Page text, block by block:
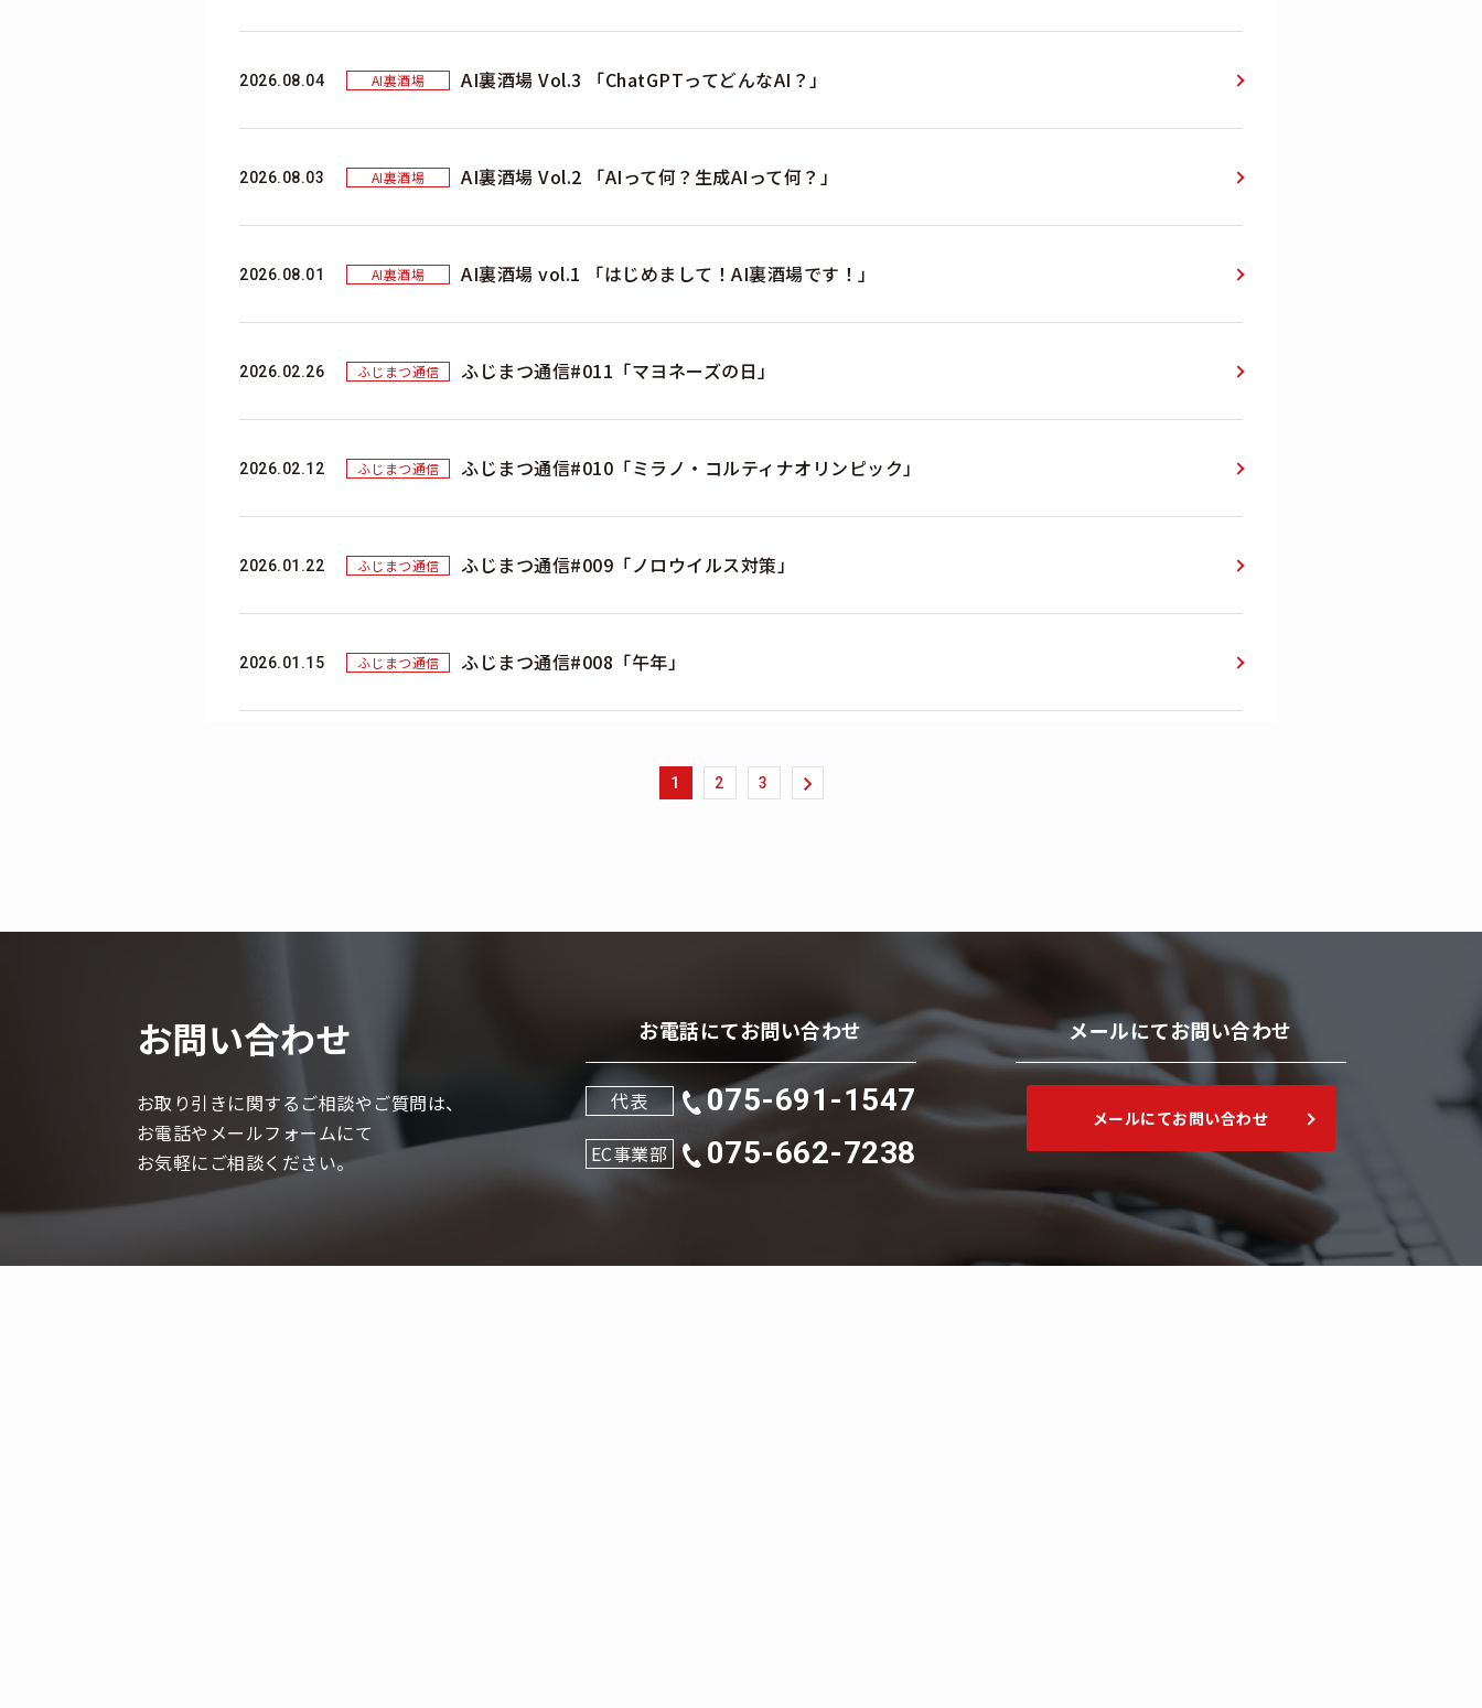
2026.08.04 AI裏酒場 AI裏酒場 Vol.3 「ChatGPTってどんなAI？」
2026.08.03 AI裏酒場 AI裏酒場 Vol.2 「AIって何？生成AIって何？」
2026.08.01 AI裏酒場 AI裏酒場 vol.1 「はじめまして！AI裏酒場です！」
2026.02.26 ふじまつ通信 ふじまつ通信#011「マヨネーズの日」
2026.02.12 ふじまつ通信 ふじまつ通信#010「ミラノ・コルティナオリンピック」
2026.01.22 ふじまつ通信 ふじまつ通信#009「ノロウイルス対策」
2026.01.15 ふじまつ通信 ふじまつ通信#008「午年」
1 2 3
お問い合わせ
お取り引きに関するご相談やご質問は、
お電話やメールフォームにて
お気軽にご相談ください。
お電話にてお問い合わせ
代表 075-691-1547
EC事業部 075-662-7238
メールにてお問い合わせ
メールにてお問い合わせ